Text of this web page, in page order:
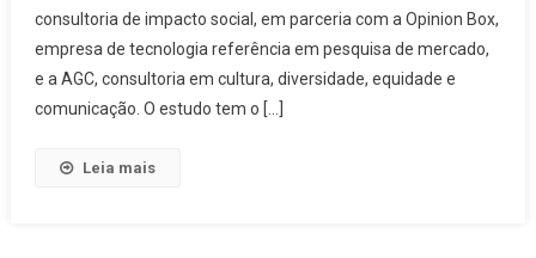
consultoria de impacto social, em parceria com a Opinion Box,
empresa de tecnologia referência em pesquisa de mercado,
e a AGC, consultoria em cultura, diversidade, equidade e
comunicação. O estudo tem o […]
Leia mais